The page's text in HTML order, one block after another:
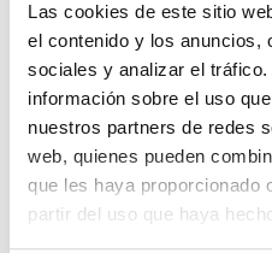
Las cookies de este sitio
el contenido y los anuncios,
sociales y analizar el
información sobre el uso
nuestros partners de redes
web, quienes pueden
que les haya proporcionado
partir del uso que haya
4,32 € Impuestos
Compatible para los sigcon el
Con cada almohadilla podrás
aproximadamente.